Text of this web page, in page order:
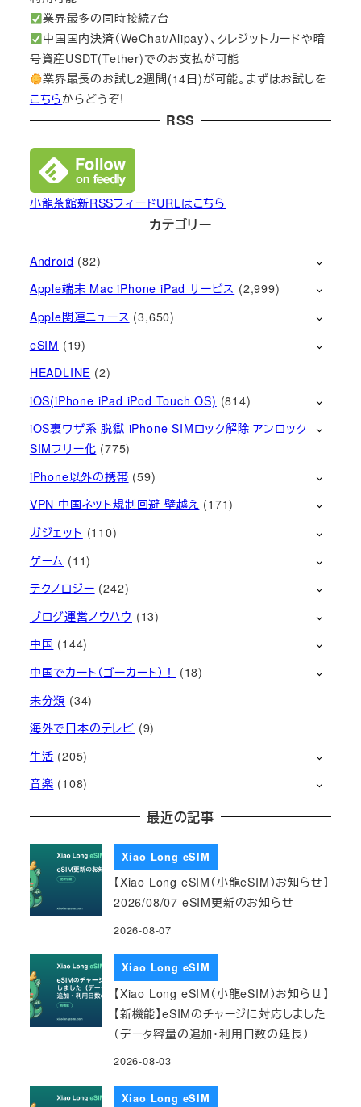
業界最多の同時接続7台
中国国内決済（WeChat/Alipay）、クレジットカードや暗
号資産USDT(Tether)でのお支払が可能
業界最長のお試し2週間(14日)が可能。まずはお試しを
こちらからどうぞ!
RSS
小龍茶館新RSSフィードURLはこちら
カテゴリー
Android (82)
Apple端末 Mac iPhone iPad サービス (2,999)
Apple関連ニュース (3,650)
eSIM (19)
HEADLINE (2)
iOS(iPhone iPad iPod Touch OS) (814)
iOS裏ワザ系 脱獄 iPhone SIMロック解除 アンロック
SIMフリー化 (775)
iPhone以外の携帯 (59)
VPN 中国ネット規制回避 壁越え (171)
ガジェット (110)
ゲーム (11)
テクノロジー (242)
ブログ運営ノウハウ (13)
中国 (144)
中国でカート（ゴーカート）！
(18)
未分類 (34)
海外で日本のテレビ (9)
生活 (205)
音楽 (108)
最近の記事
Xiao Long eSIM
【Xiao Long eSIM（小龍eSIM）お知らせ】
2026/08/07 eSIM更新のお知らせ
2026-08-07
Xiao Long eSIM
【Xiao Long eSIM（小龍eSIM）お知らせ】
【新機能】eSIMのチャージに対応しました
（データ容量の追加・利用日数の延長）
2026-08-03
Xiao Long eSIM